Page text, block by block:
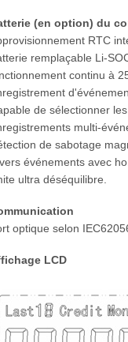
(en option) du
RTC
remplaçable Li-
continu à
de sélectionner
multi-
de sabotage
événements avec
ultra déséquilibre.
optique selon
LCD